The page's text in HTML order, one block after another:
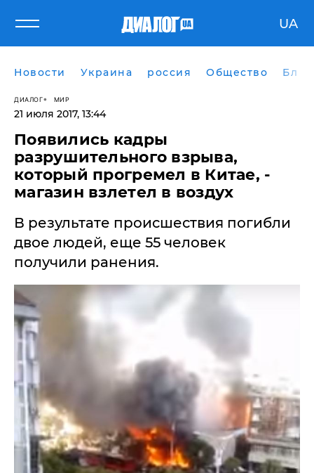
UA
Новости Украина россия Общество
ДИАЛОГ МИР
21 июля 2017, 13:44
Появились кадры
разрушительного взрыва,
который прогремел в Китае, -
магазин взлетел в воздух
В результате происшествия погибли
двое людей, еще 55 человек
получили ранения.